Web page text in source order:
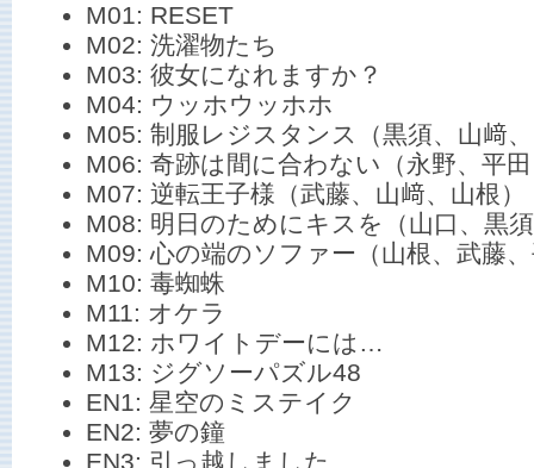
M01: RESET
M02: 洗濯物たち
M03: 彼女になれますか？
M04: ウッホウッホホ
M05: 制服レジスタンス（黒須、山﨑
M06: 奇跡は間に合わない（永野、平
M07: 逆転王子様（武藤、山﨑、山根）
M08: 明日のためにキスを（山口、黒
M09: 心の端のソファー（山根、武藤
M10: 毒蜘蛛
M11: オケラ
M12: ホワイトデーには…
M13: ジグソーパズル48
EN1: 星空のミステイク
EN2: 夢の鐘